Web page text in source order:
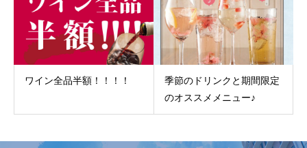
ワイン全品半額！！！！
季節のドリンクと期間限定
のオススメメニュー♪